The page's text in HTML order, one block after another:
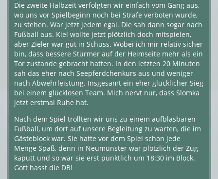
Die zweite Halbzeit verfolgten wir einfach vom Gang aus,
wo uns vor Spielbeginn noch bei Strafe verboten wurde,
zu stehen. War jetzt jedem egal. Die sah dann sogar nach
Fußball aus. Kiel wollte jetzt plötzlich doch mitspielen,
aber Zieler war gut in Schuss. Wobei ich mir relativ sicher
bin, dass bessere Stürmer auf der Heimseite mehr als ein
Tor zustande gebracht hatten. In den letzten 20 Minuten
sah das eher nach Seepferdchenkurs aus und weniger
nach Abwehrleistung. Insgesamt ein eher glücklicher Sieg
bei einem glücklosen Team. Mich nervt nur, dass Slomka
jetzt erstmal Ruhe hat.
Nach dem Spiel trollten wir uns zu einem aufblasbaren
Fußball, um dort auf unsere Begleitung zu warten, die im
Gästeblock war. Sie hatte vor dem Spiel schon jede
Menge Spaß, denn in Neumünster war plötzlich der Zug
kaputt und so war sie erst pünktlich um 18:30 im Block.
Gott hasst die DB!